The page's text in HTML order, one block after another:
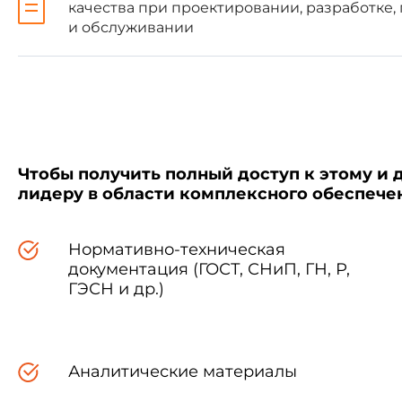
установленным на
системы качества. Целью
продукция и услуги, а также
При использовании этих
качества при проектировании,
и обслуживании
Чтобы получить полный доступ к этому и
лидеру в области комплексного
Нормативно-техническая
документация (ГОСТ, СНиП, ГН, Р,
ГЭСН и др.)
Аналитические материалы